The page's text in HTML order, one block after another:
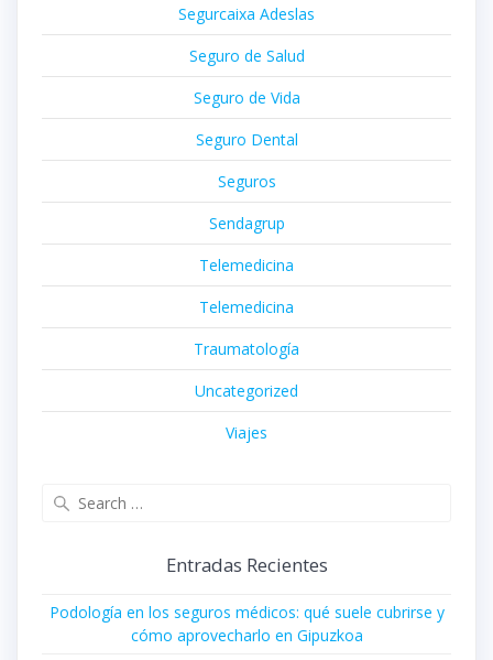
Segurcaixa Adeslas
Seguro de Salud
Seguro de Vida
Seguro Dental
Seguros
Sendagrup
Telemedicina
Telemedicina
Traumatología
Uncategorized
Viajes
Entradas Recientes
Podología en los seguros médicos: qué suele cubrirse y
cómo aprovecharlo en Gipuzkoa